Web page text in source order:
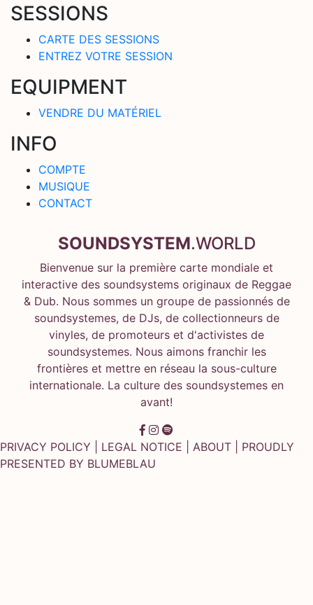
SESSIONS
CARTE DES SESSIONS
ENTREZ VOTRE SESSION
EQUIPMENT
VENDRE DU MATÉRIEL
INFO
COMPTE
MUSIQUE
CONTACT
SOUNDSYSTEM.WORLD
Bienvenue sur la première carte mondiale et
interactive des soundsystems originaux de Reggae
& Dub. Nous sommes un groupe de passionnés de
soundsystemes, de DJs, de collectionneurs de
vinyles, de promoteurs et d'activistes de
soundsystemes. Nous aimons franchir les
frontières et mettre en réseau la sous-culture
internationale. La culture des soundsystemes en
avant!
PRIVACY POLICY LEGAL NOTICE ABOUT | PROUDLY
PRESENTED BY BLUMEBLAU